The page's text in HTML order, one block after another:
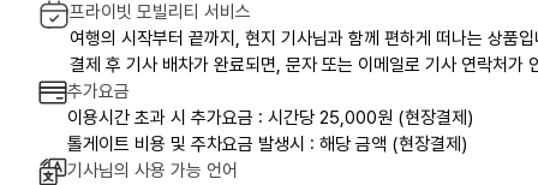
프라이빗 모빌리티 서비스
여행의 시작부터 끝까지, 현지 기사님과 함께 편하게 떠나는 상품
결제 후 기사 배차가 완료되면, 문자 또는 이메일로 기사 연락처가
추가요금
이용시간 초과 시 추가요금 : 시간당 25,000원 (현장결제)
톨게이트 비용 및 주차요금 발생시 : 해당 금액 (현장결제)
기사님의 사용 가능 언어